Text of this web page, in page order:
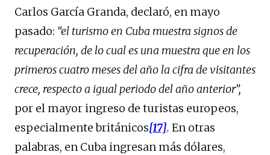
Carlos García Granda, declaró, en mayo
pasado: “el turismo en Cuba muestra signos de
recuperación, de lo cual es una muestra que en los
primeros cuatro meses del año la cifra de visitantes
crece, respecto a igual periodo del año anterior”,
por el mayor ingreso de turistas europeos,
especialmente británicos[17]. En otras
palabras, en Cuba ingresan más dólares,